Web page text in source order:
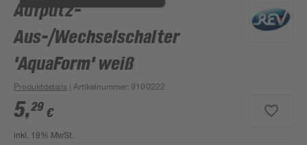
Aufputz-
Aus-/Wechselschalter
'AquaForm' weiß
Produktdetails | Artikelnummer:9100222
5,29 €
inkl. 19% MwSt.